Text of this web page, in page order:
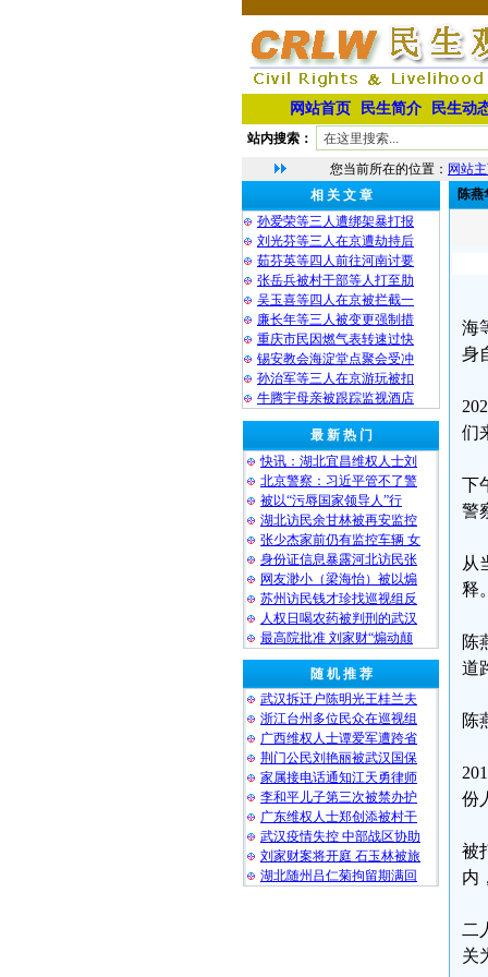
网站首页 民生简介 民生动
站内搜索：
您当前所在的位置： 网站
相 关 文 章
孙爱荣等三人遭绑架暴打报
刘光芬等三人在京遭劫持后
茹芬英等四人前往河南讨要
张岳兵被村干部等人打至肋
吴玉喜等四人在京被拦截一
廉长年等三人被变更强制措
重庆市民因燃气表转速过快
锡安教会海淀堂点聚会受冲
孙治军等三人在京游玩被扣
牛腾宇母亲被跟踪监视酒店
最 新 热 门
快讯：湖北宜昌维权人士刘
北京警察：习近平管不了警
被以“污辱国家领导人”行
湖北访民余甘林被再安监控
张少杰家前仍有监控车辆 女
身份证信息暴露河北访民张
网友渺小（梁海怡）被以煽
苏州访民钱才珍找巡视组反
人权日喝农药被判刑的武汉
最高院批准 刘家财“煽动颠
随 机 推 荐
武汉拆迁户陈明光王桂兰夫
浙江台州多位民众在巡视组
广西维权人士谭爱军遭跨省
荆门公民刘艳丽被武汉国保
家属接电话通知江天勇律师
李和平儿子第三次被禁办护
广东维权人士郑创添被村干
武汉疫情失控 中部战区协助
刘家财案将开庭 石玉林被旅
湖北随州吕仁菊拘留期满回
陈
海
身
们
下
警
从
释
陈
道
陈
份
被
内
二
关